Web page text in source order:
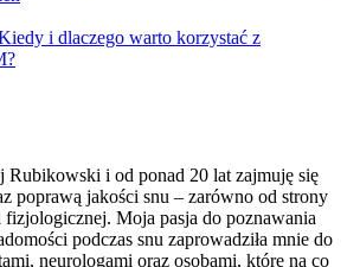
i dlaczego warto korzystać z
Rubikowski i od ponad 20 lat zajmuję się
poprawą jakości snu – zarówno od strony
Moja pasja do poznawania
podczas snu zaprowadziła mnie do
neurologami oraz osobami, które na co